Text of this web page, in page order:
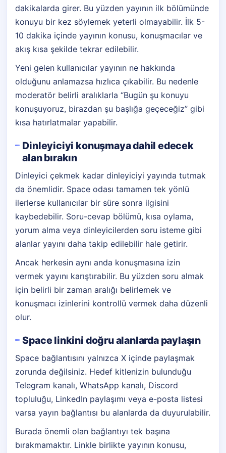
dakikalarda girer. Bu yüzden yayının ilk bölümünde
konuyu bir kez söylemek yeterli olmayabilir. İlk 5-
10 dakika içinde yayının konusu, konuşmacılar ve
akış kısa şekilde tekrar edilebilir.
Yeni gelen kullanıcılar yayının ne hakkında
olduğunu anlamazsa hızlıca çıkabilir. Bu nedenle
moderatör belirli aralıklarla “Bugün şu konuyu
konuşuyoruz, birazdan şu başlığa geçeceğiz” gibi
kısa hatırlatmalar yapabilir.
Dinleyiciyi konuşmaya dahil edecek
alan bırakın
Dinleyici çekmek kadar dinleyiciyi yayında tutmak
da önemlidir. Space odası tamamen tek yönlü
ilerlerse kullanıcılar bir süre sonra ilgisini
kaybedebilir. Soru-cevap bölümü, kısa oylama,
yorum alma veya dinleyicilerden soru isteme gibi
alanlar yayını daha takip edilebilir hale getirir.
Ancak herkesin aynı anda konuşmasına izin
vermek yayını karıştırabilir. Bu yüzden soru almak
için belirli bir zaman aralığı belirlemek ve
konuşmacı izinlerini kontrollü vermek daha düzenli
olur.
Space linkini doğru alanlarda paylaşın
Space bağlantısını yalnızca X içinde paylaşmak
zorunda değilsiniz. Hedef kitlenizin bulunduğu
Telegram kanalı, WhatsApp kanalı, Discord
topluluğu, LinkedIn paylaşımı veya e-posta listesi
varsa yayın bağlantısı bu alanlarda da duyurulabilir.
Burada önemli olan bağlantıyı tek başına
bırakmamaktır. Linkle birlikte yayının konusu,